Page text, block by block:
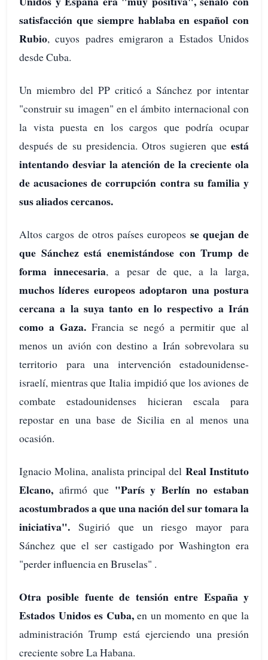
satisfacción que siempre hablaba en español con
Rubio, cuyos padres emigraron a Estados Unidos
desde Cuba.
Un miembro del PP criticó a Sánchez por intentar
"construir su imagen" en el ámbito internacional con
la vista puesta en los cargos que podría ocupar
después de su presidencia. Otros sugieren queestá
intentando desviar la atención de la creciente ola
de acusaciones de corrupción contra su familia y
sus aliados cercanos.
Altos cargos de otros países europeos se quejan de
que Sánchez está enemistándose con Trump de
forma innecesaria, a pesar de que, a la larga,
muchos líderes europeos adoptaron una postura
cercana a la suya tanto en lo respectivo a Irán
como a Gaza. Francia se negó a permitir que al
menos un avión con destino a Irán sobrevolara su
territorio para una intervención estadounidense-
israelí, mientras que Italia impidió que los aviones de
combate estadounidenses hicieran escala para
repostar en una base de Sicilia en al menos una
ocasión.
Ignacio Molina, analista principal del Real Instituto
Elcano, afirmó que"París y Berlín no estaban
acostumbrados a que una nación del sur tomara la
iniciativa". Sugirió que un riesgo mayor para
Sánchez que el ser castigado por Washington era
"perder influencia en Bruselas" .
Otra posible fuente de tensión entre España y
Estados Unidos es Cuba,en un momento en que la
administración Trump está ejerciendo una presión
creciente sobre La Habana.